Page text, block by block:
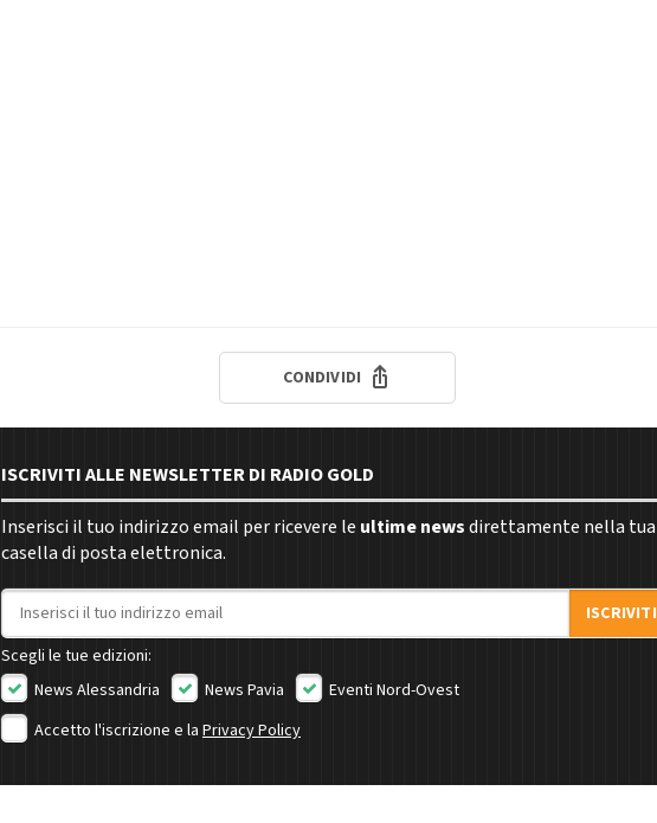
CONDIVIDI
ISCRIVITI ALLE NEWSLETTER DI RADIO GOLD
Inserisci il tuo indirizzo email per ricevere le ultime newsdirettamente nella tua
casella di posta elettronica.
Indirizzo email
ISCRIVITI
Scegli le tue edizioni:
News Alessandria
News Pavia
Eventi Nord-Ovest
Accetto l'iscrizione e la Privacy Policy